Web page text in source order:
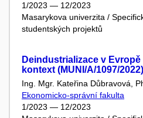
1/2023 — 12/2023
Masarykova univerzita /
studentských projektů
Deindustrializace v
kontext (MUNI/A/1097/2022)
Ing. Mgr. Kateřina Důbravová,
Ekonomicko-správní fakulta
1/2023 — 12/2023